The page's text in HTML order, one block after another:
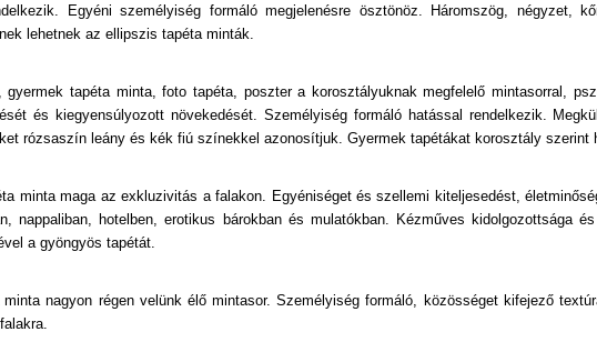
Egyéni személyiség formáló megjelenésre ösztönöz. Háromszög, négyzet,
lehetnek az ellipszis tapéta minták.
gyermek tapéta minta, foto tapéta, poszter a korosztályuknak megfelelő mintasorral,
és kiegyensúlyozott növekedését. Személyiség formáló hatással rendelkezik.
rózsaszín leány és kék fiú színekkel azonosítjuk. Gyermek tapétákat korosztály szerint
minta maga az exkluzivitás a falakon. Egyéniséget és szellemi kiteljesedést,
nappaliban, hotelben, erotikus bárokban és mulatókban. Kézműves kidolgozottsága
a gyöngyös tapétát.
minta nagyon régen velünk élő mintasor. Személyiség formáló, közösséget kifejező